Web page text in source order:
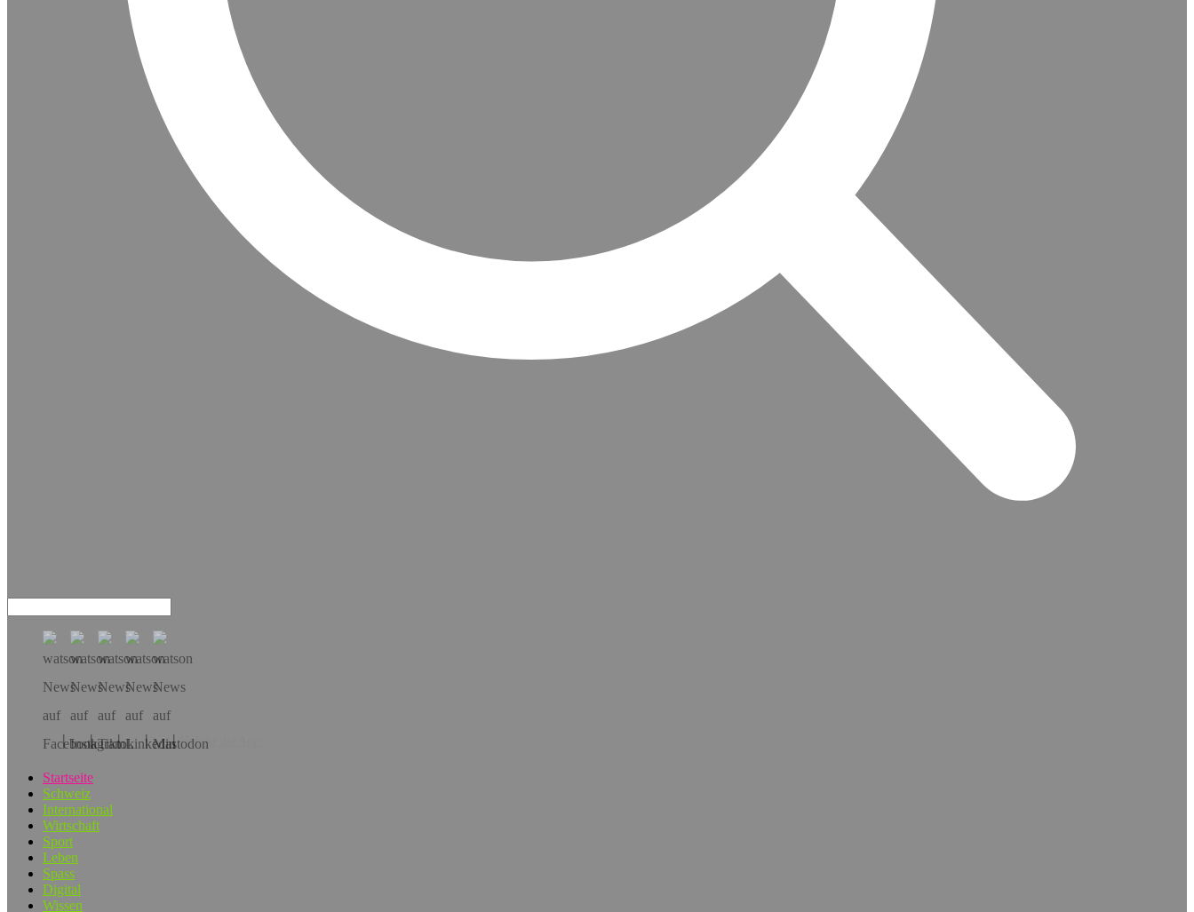
Hol dir die App!
Startseite
Schweiz
International
Wirtschaft
Sport
Leben
Spass
Digital
Wissen